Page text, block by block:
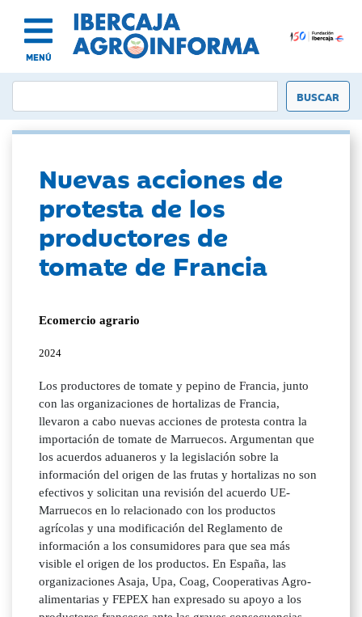
MENÚ
Nuevas acciones de
protesta de los
productores de
tomate de Francia
Ecomercio agrario
2024
Los productores de tomate y pepino de Francia, junto
con las organizaciones de hortalizas de Francia,
llevaron a cabo nuevas acciones de protesta contra la
importación de tomate de Marruecos. Argumentan que
los acuerdos aduaneros y la legislación sobre la
información del origen de las frutas y hortalizas no son
efectivos y solicitan una revisión del acuerdo UE-
Marruecos en lo relacionado con los productos
agrícolas y una modificación del Reglamento de
información a los consumidores para que sea más
visible el origen de los productos. En España, las
organizaciones Asaja, Upa, Coag, Cooperativas Agro-
alimentarias y FEPEX han expresado su apoyo a los